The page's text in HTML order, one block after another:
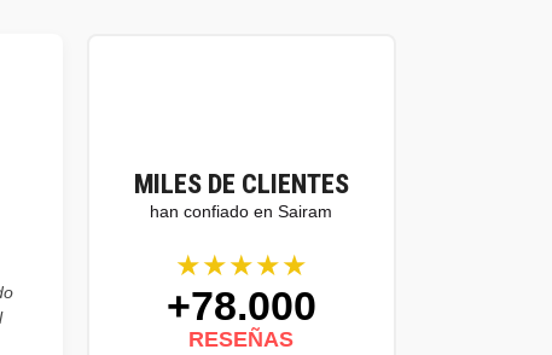
MILES DE CLIENTES
han confiado en Sairam
★★★★★
+78.000
RESEÑAS